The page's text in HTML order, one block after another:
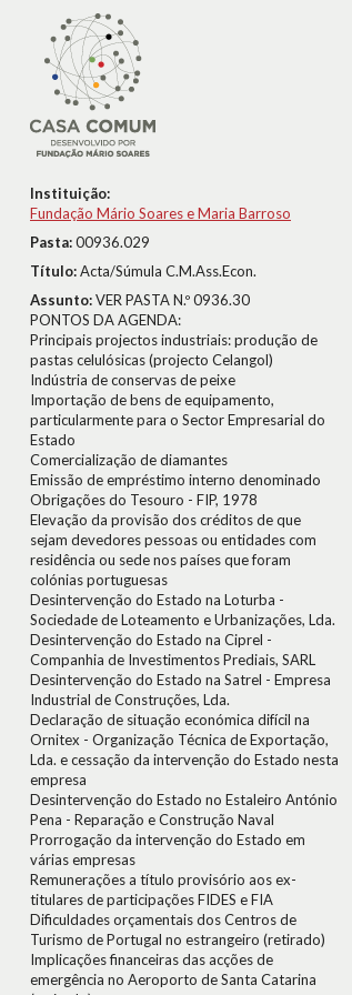
Instituição:
Fundação Mário Soares e Maria Barroso
Pasta:00936.029
Título:Acta/Súmula C.M.Ass.Econ.
Assunto:VER PASTA N.º 0936.30
PONTOS DA AGENDA:
Principais projectos industriais: produção de
pastas celulósicas (projecto Celangol)
Indústria de conservas de peixe
Importação de bens de equipamento,
particularmente para o Sector Empresarial do
Estado
Comercialização de diamantes
Emissão de empréstimo interno denominado
Obrigações do Tesouro - FIP, 1978
Elevação da provisão dos créditos de que
sejam devedores pessoas ou entidades com
residência ou sede nos países que foram
colónias portuguesas
Desintervenção do Estado na Loturba -
Sociedade de Loteamento e Urbanizações, Lda.
Desintervenção do Estado na Ciprel -
Companhia de Investimentos Prediais, SARL
Desintervenção do Estado na Satrel - Empresa
Industrial de Construções, Lda.
Declaração de situação económica difícil na
Ornitex - Organização Técnica de Exportação,
Lda. e cessação da intervenção do Estado nesta
empresa
Desintervenção do Estado no Estaleiro António
Pena - Reparação e Construção Naval
Prorrogação da intervenção do Estado em
várias empresas
Remunerações a título provisório aos ex-
titulares de participações FIDES e FIA
Dificuldades orçamentais dos Centros de
Turismo de Portugal no estrangeiro (retirado)
Implicações financeiras das acções de
emergência no Aeroporto de Santa Catarina